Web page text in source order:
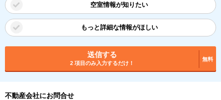
空室情報が知りたい
もっと詳細な情報がほしい
送信する
2 項目のみ入力するだけ！
無料
不動産会社にお問合せ